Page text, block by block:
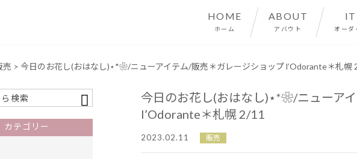
HOME
ホーム
ABOUT
アバウト オーダ
売 > 今日のお花し(おはなし)⋆*❀/ニューアイテム/販売＊ガレージショップ l’Odorante＊札幌
今日のお花し(おはなし)⋆*❀/ニューア
l’Odorante＊札幌 2/11
2023.02.11 販売
カテゴリー